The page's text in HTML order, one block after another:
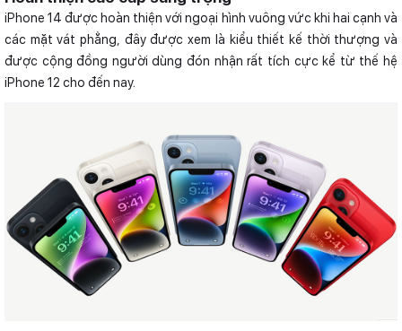
iPhone 14 được hoàn thiện với ngoại hình vuông vức khi hai cạnh và
các mặt vát phẳng, đây được xem là kiểu thiết kế thời thượng và
được cộng đồng người dùng đón nhận rất tích cực kể từ thế hệ
iPhone 12 cho đến nay.